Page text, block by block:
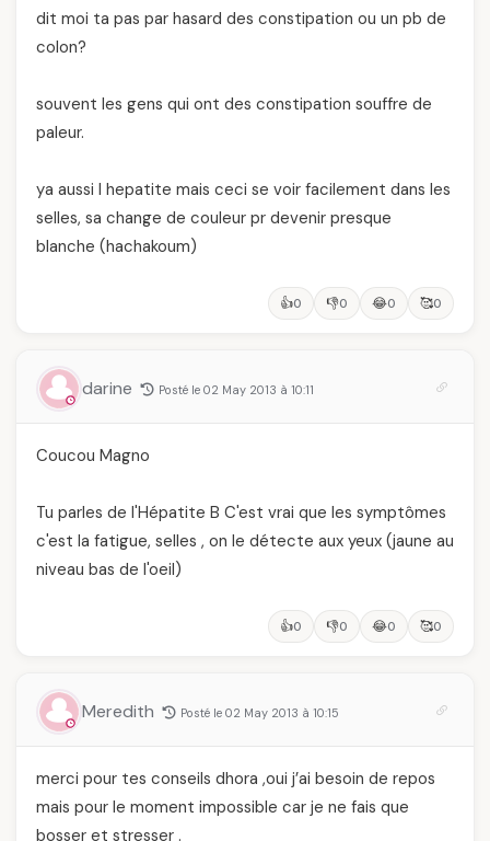
dit moi ta pas par hasard des constipation ou un pb de
colon?
souvent les gens qui ont des constipation souffre de
paleur.
ya aussi l hepatite mais ceci se voir facilement dans les
selles, sa change de couleur pr devenir presque
blanche (hachakoum)
👍0 👎0 😂0 🥰0
darine Posté le 02 May 2013 à 10:11
Coucou Magno
Tu parles de l'Hépatite B C'est vrai que les symptômes
c'est la fatigue, selles , on le détecte aux yeux (jaune au
niveau bas de l'oeil)
👍0 👎0 😂0 🥰0
Meredith Posté le 02 May 2013 à 10:15
merci pour tes conseils dhora ,oui j’ai besoin de repos
mais pour le moment impossible car je ne fais que
bosser et stresser .